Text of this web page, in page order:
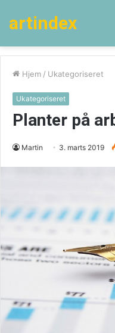
artindex
Hjem / Ukategoriseret
Ukategoriseret
Planter på
Martin 3. marts 2019